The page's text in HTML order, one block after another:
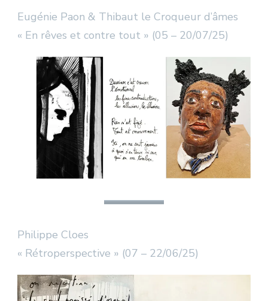
Eugénie Paon & Thibaut le Croqueur d’âmes
« En rêves et contre tout » (05 – 20/07/25)
Philippe Cloes
« Rétroperspective » (07 – 22/06/25)